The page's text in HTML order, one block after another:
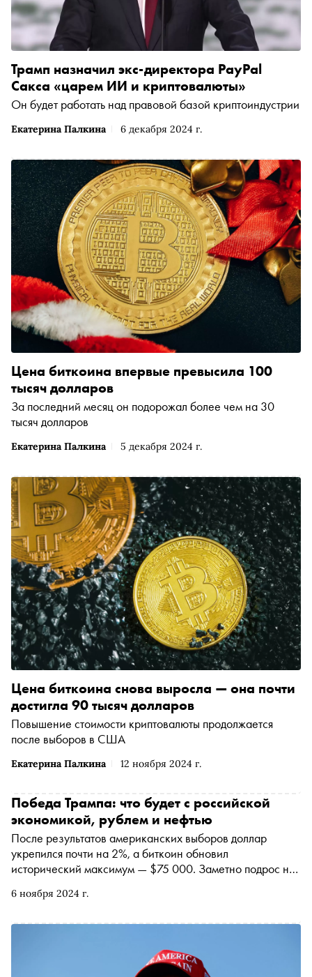
Екатерина Палкина 6 декабря 2024 г.
Трамп назначил экс-директора PayPal
Сакса «царем ИИ и криптовалюты»
Он будет работать над правовой базой криптоиндустрии
Екатерина Палкина 5 декабря 2024 г.
Цена биткоина впервые превысила 100
тысяч долларов
За последний месяц он подорожал более чем на 30
тысяч долларов
Екатерина Палкина 12 ноября 2024 г.
Цена биткоина снова выросла — она почти
достигла 90 тысяч долларов
Повышение стоимости криптовалюты продолжается
после выборов в США
6 ноября 2024 г.
Победа Трампа: что будет с российской
экономикой, рублем и нефтью
После результатов американских выборов доллар
укрепился почти на 2%, а биткоин обновил
исторический максимум — $75 000. Заметно подрос на
акций. «Сноб» узнал у финансистов, с чем связан
власти отразится на российской экономике и что будет с